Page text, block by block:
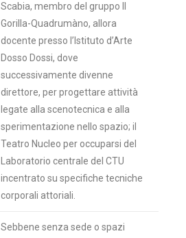
Scabia, membro del gruppo Il
Gorilla-Quadrumàno, allora
docente presso l’Istituto d’Arte
Dosso Dossi, dove
successivamente divenne
direttore, per progettare attività
legate alla scenotecnica e alla
sperimentazione nello spazio; il
Teatro Nucleo per occuparsi del
Laboratorio centrale del CTU
incentrato su specifiche tecniche
corporali attoriali.
Sebbene senza sede o spazi